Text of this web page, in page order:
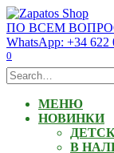
Skip
to
content
ПО ВСЕМ
WhatsApp: +34 622
0
Search
for:
МЕНЮ
НОВИНКИ
В